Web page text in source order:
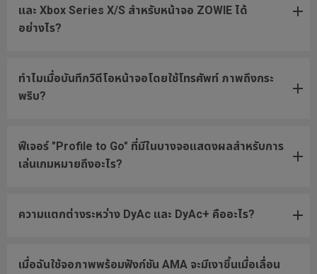
และ Xbox Series X/S สำหรับหน้าจอ ZOWIE ได้
อย่างไร?
ทำไมเมื่อบันทึกวิดีโอหน้าจอโดยใช้โทรศัพท์ ภาพถึงกระ
พริบ?
ฟีเจอร์ "Profile to Go" ที่มีในบางจอแสดงผลสำหรับการ
เล่นเกมหมายถึงอะไร?
ความแตกต่างระหว่าง DyAc และ DyAc+ คืออะไร?
เมื่อฉันใช้จอภาพพร้อมฟังก์ชัน AMA จะมีเงาขึ้นเมื่อเลื่อน